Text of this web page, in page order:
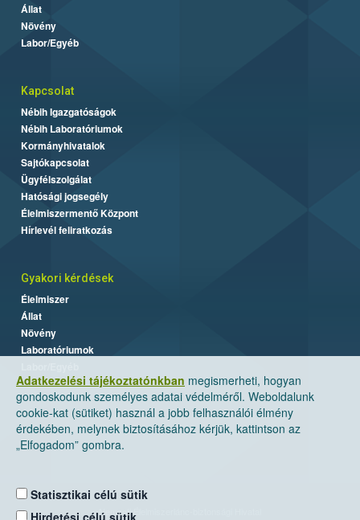
Adatkezelési tájékoztatónkban megismerheti, hogyan
gondoskodunk személyes adatai védelméről. Weboldalunk
cookie-kat (sütiket) használ a jobb felhasználói élmény
érdekében, melynek biztosításához kérjük, kattintson az
„Elfogadom” gombra.
Statisztikai célú sütik
Hirdetési célú sütik
Állat
Növény
Labor/Egyéb
Kapcsolat
Nébih Igazgatóságok
Nébih Laboratóriumok
Kormányhivatalok
Sajtókapcsolat
Ügyfélszolgálat
Hatósági jogsegély
Élelmiszermentő Központ
Hírlevél feliratkozás
Gyakori kérdések
Élelmiszer
Állat
Növény
Laboratóriumok
Nemzeti Élelmiszerlánc-biztonsági Hivatal